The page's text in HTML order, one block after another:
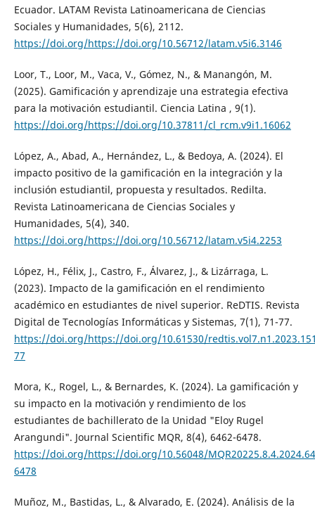
Ecuador. LATAM Revista Latinoamericana de Ciencias
Sociales y Humanidades, 5(6), 2112.
https://doi.org/https://doi.org/10.56712/latam.v5i6.3146
Loor, T., Loor, M., Vaca, V., Gómez, N., & Manangón, M.
(2025). Gamificación y aprendizaje una estrategia efectiva
para la motivación estudiantil. Ciencia Latina , 9(1).
https://doi.org/https://doi.org/10.37811/cl_rcm.v9i1.16062
López, A., Abad, A., Hernández, L., & Bedoya, A. (2024). El
impacto positivo de la gamificación en la integración y la
inclusión estudiantil, propuesta y resultados. Redilta.
Revista Latinoamericana de Ciencias Sociales y
Humanidades, 5(4), 340.
https://doi.org/https://doi.org/10.56712/latam.v5i4.2253
López, H., Félix, J., Castro, F., Álvarez, J., & Lizárraga, L.
(2023). Impacto de la gamificación en el rendimiento
académico en estudiantes de nivel superior. ReDTIS. Revista
Digital de Tecnologías Informáticas y Sistemas, 7(1), 71-77.
https://doi.org/https://doi.org/10.61530/
77
Mora, K., Rogel, L., & Bernardes, K. (2024). La gamificación y
su impacto en la motivación y rendimiento de los
estudiantes de bachillerato de la Unidad "Eloy Rugel
Arangundi". Journal Scientific MQR, 8(4), 6462-6478.
https://doi.org/https://doi.org/10.56048/
6478
Muñoz, M., Bastidas, L., & Alvarado, E. (2024). Análisis de la